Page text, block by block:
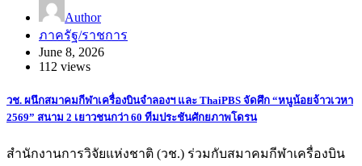
Author
ภาครัฐ/ราชการ
June 8, 2026
112 views
วช. ผนึกสมาคมกีฬาเครื่องบินจำลองฯ และ ThaiPBS จัดศึก “หนูน้อยจ้าวเวหา
2569” สนาม 2 เยาวชนกว่า 60 ทีมประชันศักยภาพโดรน
สำนักงานการวิจัยแห่งชาติ (วช.) ร่วมกับสมาคมกีฬาเครื่องบิน